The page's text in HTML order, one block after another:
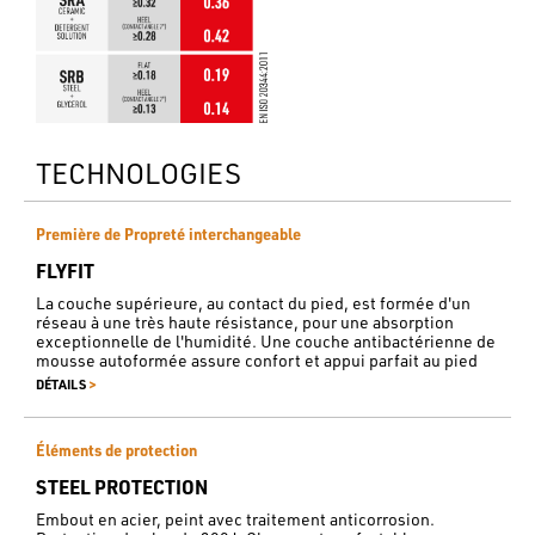
TECHNOLOGIES
Première de Propreté interchangeable
FLYFIT
La couche supérieure, au contact du pied, est formée d'un
réseau à une très haute résistance, pour une absorption
exceptionnelle de l'humidité. Une couche antibactérienne de
mousse autoformée assure confort et appui parfait au pied
DÉTAILS >
Éléments de protection
STEEL PROTECTION
Embout en acier, peint avec traitement anticorrosion.